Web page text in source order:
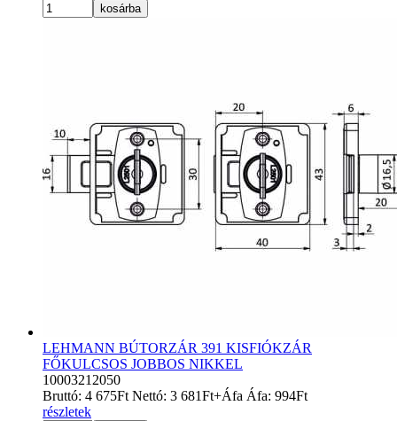
kosárba
LEHMANN BÚTORZÁR 391 KISFIÓKZÁR
FŐKULCSOS JOBBOS NIKKEL
10003212050
Bruttó: 4 675Ft Nettó: 3 681Ft+Áfa Áfa: 994Ft
részletek